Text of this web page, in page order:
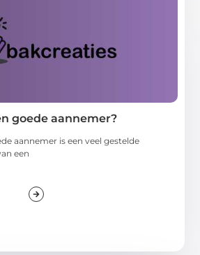
goede aannemer?
aannemer is een veel gestelde
een